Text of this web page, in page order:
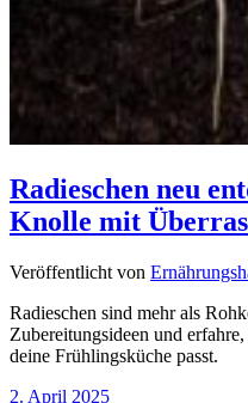
Radieschen neu
Knolle mit
Veröffentlicht von
Radieschen sind mehr als
Zubereitungsideen und
deine Frühlingsküche passt.
2. April 2025